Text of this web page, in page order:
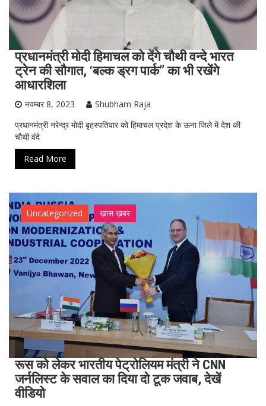
प्रधानमंत्री मोदी हिमाचल को देंगे चौथी वन्दे भारत
ट्रेन की सौगात, ‘बल्क ड्रग पार्क” का भी रखेंगे
आधारशिला
नवम्बर 8, 2023
Shubham Raja
प्रधानमंत्री नरेन्द्र मोदी बृहस्पतिवार को हिमाचल प्रदेश के ऊना जिले में देश की
चौथी वंदे
Read More
Uncategorized ख़ास ख़बर
रूस को लेकर भारतीय पेट्रोलियम मंत्री ने CNN
जर्नलिस्ट के सवाल का दिया दो टूक जवाब, देखें
वीडियो